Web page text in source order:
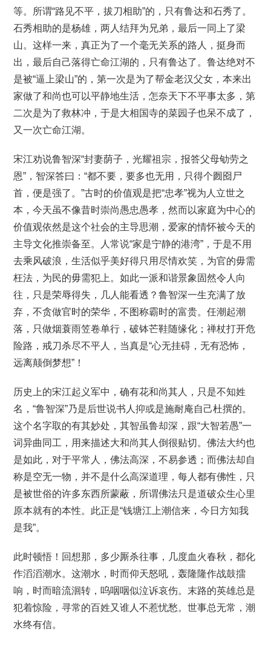
等。所谓“路见不平，拔刀相助”的，只有鲁达和石秀了。
石秀相助的是杨雄，两人结拜为兄弟，最后一同上了梁
山。这样一来，真正为了一个毫无关系的路人，挺身而
出，最后自己落得亡命江湖的，只有鲁达了。鲁达绝对不
是被“逼上梁山”的，第一次是为了帮金老汉父女，本来出
家做了和尚也可以平静地生活，怎奈天下不平事太多，第
二次是为了救林冲，于是大相国寺的菜园子也呆不成了，
又一次亡命江湖。
宋江劝说鲁智深“封妻荫子，光耀祖宗，报答父母劬劳之
恩”，智深答曰：“都不要，要多也无用，只得个囫囵尸
首，便是强了。”古时的价值观是把“忠孝”视为人立世之
本，今天虽不像昔时崇尚愚忠愚孝，然而以家庭为中心的
价值观依然是这个社会的主导思潮，爱家的情怀被今天的
主导文化推崇备至。人常说“家是宁静的港湾”，于是不用
去乘风破浪，生活似乎美好得只用尽情欢笑，为官的毋需
枉法，为民的毋需犯上。如此一派和谐景象固然令人向
往，只是荣辱得失，几人能看透？鲁智深一生充满了放
弃，不贪做官时的荣华，不图称霸时的富贵。任潮起潮
落，只做烟蓑雨笠卷单行，破钵芒鞋随缘化；禅杖打开危
险路，戒刀杀尽不平人，当真是“心无挂碍，无有恐怖，
远离颠倒梦想”！
历史上的宋江起义军中，确有花和尚其人，只是不知姓
名，“鲁智深”乃是后世说书人抑或是施耐庵自己杜撰的。
这个名字取的有其妙处，其智虽鲁却深，跟“大智若愚”一
词异曲同工，用来描述大和尚其人倒很贴切。佛法大约也
是如此，对于平常人，佛法高深，不易参透；而佛法却自
称是空无一物，并不是什么高深道理，每人都有佛性，只
是被世俗的许多东西所蒙蔽，所谓佛法只是道破众生心里
原本就有的本性。此正是“钱塘江上潮信来，今日方知我
是我”。
此时顿悟！回想那，多少厮杀往事，几度血火春秋，都化
作滔滔潮水。这潮水，时而仰天怒吼，轰隆隆作战鼓擂
响，时而暗流洄转，呜咽咽似泣诉哀伤。末路的英雄总是
犯着惊险，寻常的百姓又谁人不惹忧愁。世事总无常，潮
水终有信。